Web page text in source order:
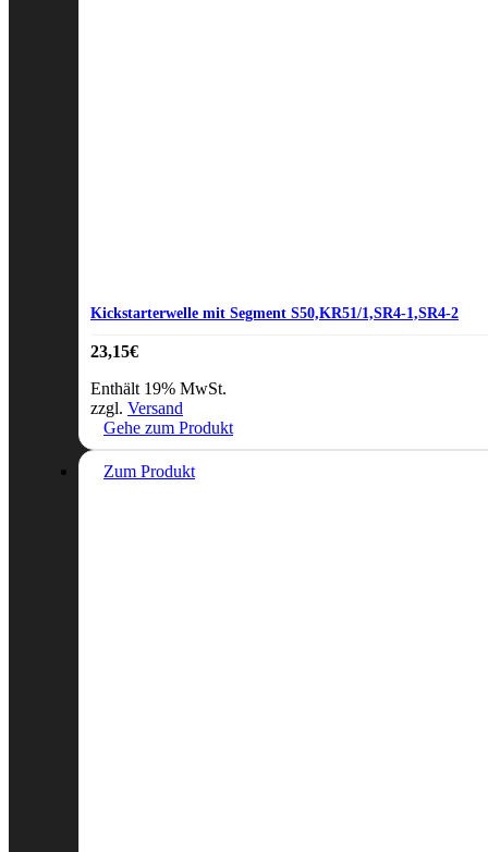
Kickstarterwelle mit Segment S50,KR51/1,SR4-1,SR4-2
23,15€
Enthält 19% MwSt.
zzgl. Versand
Gehe zum Produkt
Zum Produkt